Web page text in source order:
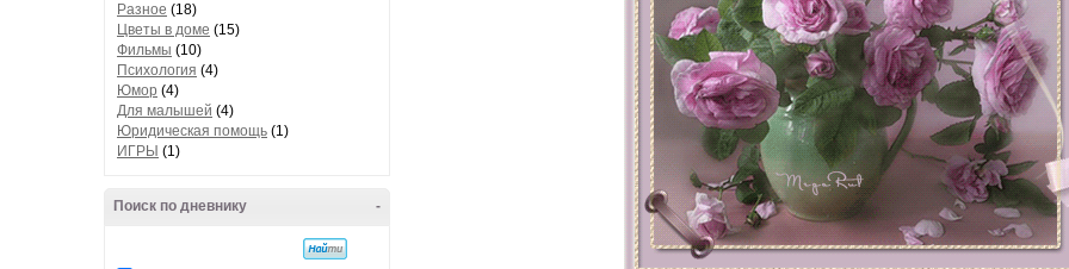
Разное (18)
Цветы в доме (15)
Фильмы (10)
Психология (4)
Юмор (4)
Для малышей (4)
Юридическая помощь (1)
ИГРЫ (1)
-
Поиск по дневнику